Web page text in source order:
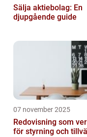
Sälja aktiebolag: En
djupgående guide
07 november 2025
Redovisning som
för styrning och